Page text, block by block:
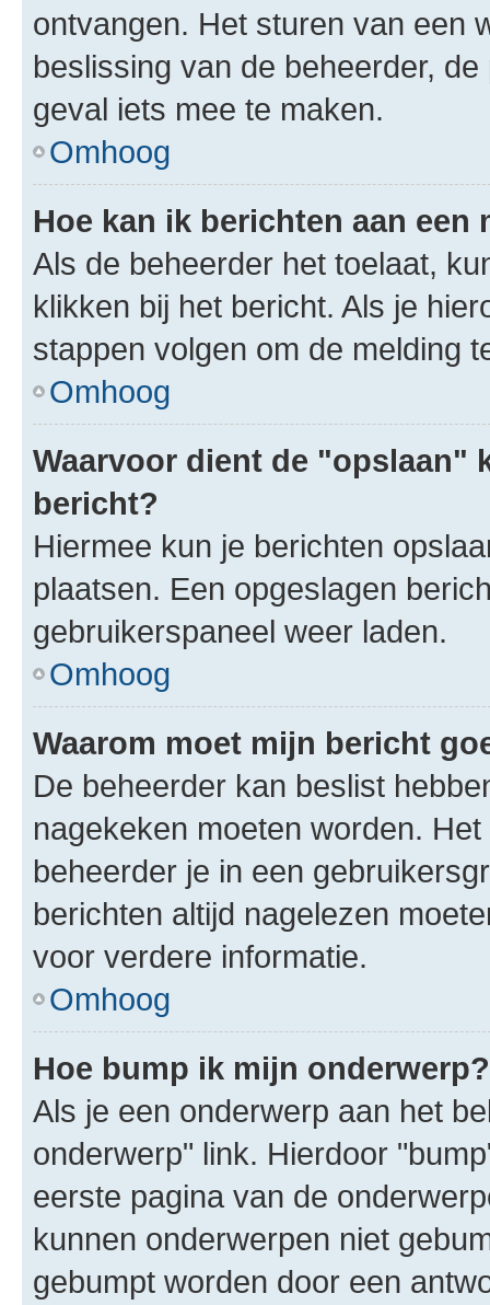
ontvangen. Het sturen van een
beslissing van de beheerder,
geval iets mee te maken.
Omhoog
Hoe kan ik berichten aan een
Als de beheerder het toelaat,
klikken bij het bericht. Als je
stappen volgen om de melding
Omhoog
Waarvoor dient de "opslaan"
bericht?
Hiermee kun je berichten
plaatsen. Een opgeslagen
gebruikerspaneel weer laden.
Omhoog
Waarom moet mijn bericht
De beheerder kan beslist
nagekeken moeten worden.
beheerder je in een
berichten altijd nagelezen
voor verdere informatie.
Omhoog
Hoe bump ik mijn onderwerp?
Als je een onderwerp aan het
onderwerp" link. Hierdoor
eerste pagina van de
kunnen onderwerpen niet
gebumpt worden door een